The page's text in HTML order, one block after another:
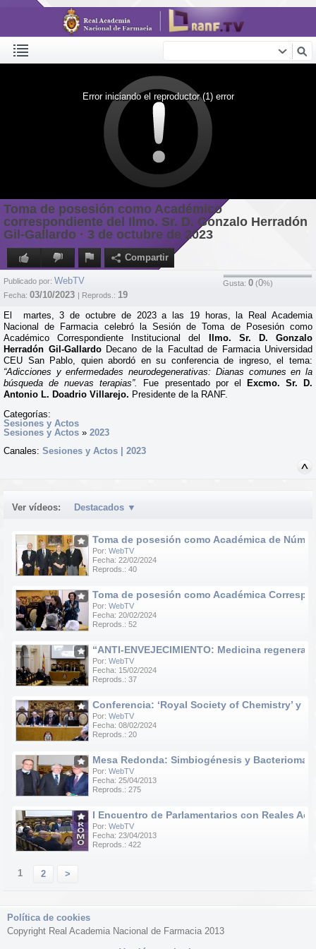
Error iniciando el reproductor (1) error
Toma de posesión como Académico
correspondiente del Ilmo. Sr. D. Gonzalo Herradón
Gil-Gallardo · 3 de octubre de 2023
Compartir
Gusta: 0 (0%)
Publicado por: WebTV
Fecha: 03/10/2023 | Reprods.: 19
El martes, 3 de octubre de 2023 a las 19 horas, la Real Academia
Nacional de Farmacia celebró la Sesión de Toma de Posesión como
Académico Correspondiente Institucional del
Ilmo. Sr. D. Gonzalo
Herradón Gil-GallardoDecano de la Facultad de Farmacia Universidad
CEU San Pablo, quien abordó en su conferencia de ingreso, el tema:
“Adicciones y enfermedades neurodegenerativas: Dianas comunes en la
búsqueda de nuevas terapias”.
Fue presentado por el
Excmo. Sr. D.
Antonio L. Doadrio Villarejo. Presidente de la RANF.
Categorías:
Sesiones y Actos
Sesiones y Actos » 2023
Canales: Sesiones y Actos | 2023
Ver vídeos: Destacados ▼
Toma de posesión como Académica de
Por: WebTV
Fecha: 22/02/2024
Reprods.: 40
Toma de posesión como Académica
Por: WebTV
Fecha: 20/02/2024
Reprods.: 52
“ANTI-ENVEJECIMIENTO: Medicina
Por: WebTV
Fecha: 15/02/2024
Reprods.: 37
Conferencia: ‘Royal Society of Chemistry’ y
Por: WebTV
Fecha: 08/02/2024
Reprods.: 20
Mesa Redonda: Simbiogénesis y Bacteriomas
Por: WebTV
Fecha: 25/04/2013
Reprods.: 275
I Encuentro de Parlamentarios con Reales
Por: WebTV
Fecha: 23/04/2013
Reprods.: 422
1 2 >
Política de cookies
Copyright Real Academia Nacional de Farmacia 2013